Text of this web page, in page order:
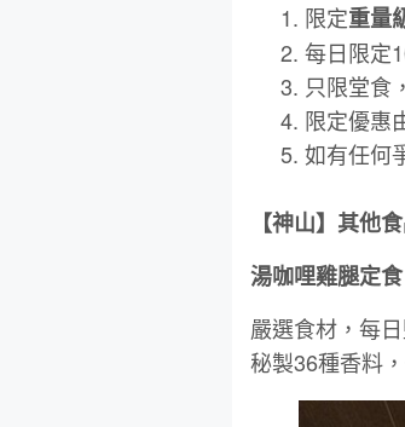
限定重量
每日限定
只限堂食
限定優惠
如有任何
【神山】其他
湯咖哩雞腿定
嚴選食材，每
秘製36種香料